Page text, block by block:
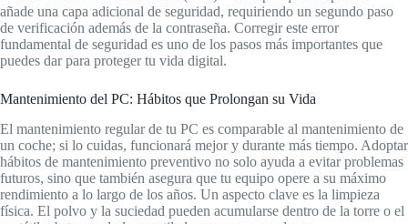
añade una capa adicional de seguridad, requiriendo un segundo paso
de verificación además de la contraseña. Corregir este error
fundamental de seguridad es uno de los pasos más importantes que
puedes dar para proteger tu vida digital.
Mantenimiento del PC: Hábitos que Prolongan su Vida
El mantenimiento regular de tu PC es comparable al mantenimiento de
un coche; si lo cuidas, funcionará mejor y durante más tiempo. Adoptar
hábitos de mantenimiento preventivo no solo ayuda a evitar problemas
futuros, sino que también asegura que tu equipo opere a su máximo
rendimiento a lo largo de los años. Un aspecto clave es la limpieza
física. El polvo y la suciedad pueden acumularse dentro de la torre o el